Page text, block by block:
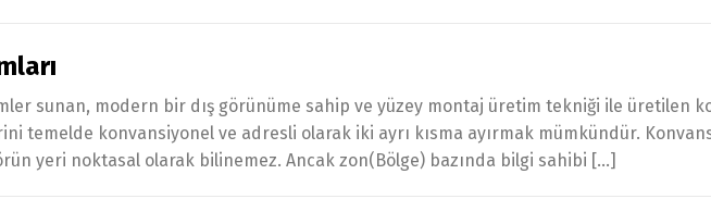
sunan, modern bir dış görünüme sahip ve yüzey montaj üretim tekniği ile üretilen
temelde konvansiyonel ve adresli olarak iki ayrı kısma ayırmak mümkündür.
yeri noktasal olarak bilinemez. Ancak zon(Bölge) bazında bilgi sahibi […]